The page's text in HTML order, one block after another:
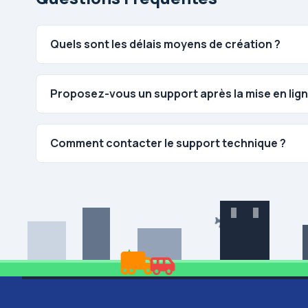
Quels sont les délais moyens de création ?
Proposez-vous un support après la mise en
Comment contacter le support technique ?